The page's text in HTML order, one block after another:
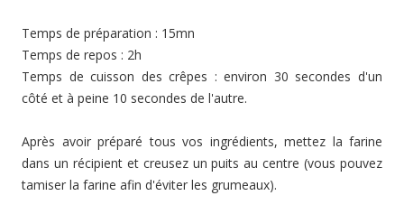
Temps de préparation : 15mn
Temps de repos : 2h
Temps de cuisson des crêpes : environ 30 secondes d'un
côté et à peine 10 secondes de l'autre.
Après avoir préparé tous vos ingrédients, mettez la farine
dans un récipient et creusez un puits au centre (vous pouvez
tamiser la farine afin d'éviter les grumeaux).